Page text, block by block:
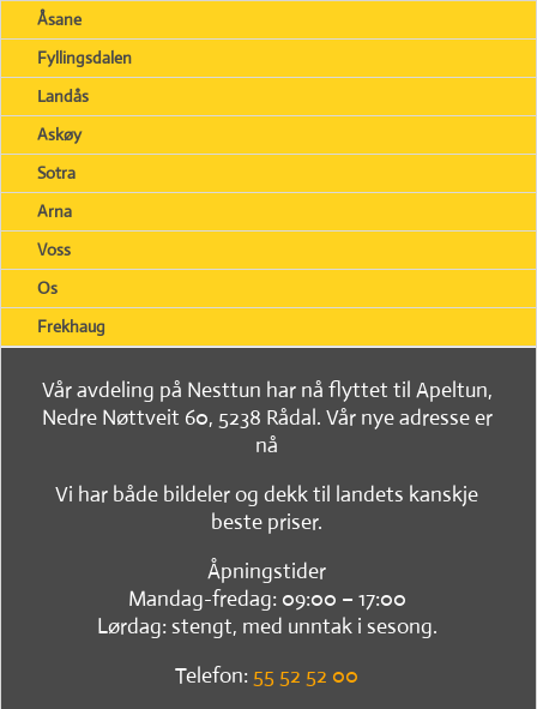
Åsane
Fyllingsdalen
Landås
Askøy
Sotra
Arna
Voss
Os
Frekhaug
Vår avdeling på Nesttun har nå flyttet til Apeltun,
Nedre Nøttveit 60, 5238 Rådal. Vår nye adresse er
nå
Vi har både bildeler og dekk til landets kanskje
beste priser.
Åpningstider
Mandag-fredag: 09:00 – 17:00
Lørdag: stengt, med unntak i sesong.
Telefon: 55 52 52 00